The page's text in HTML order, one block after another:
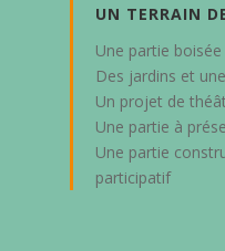
UN TERRAIN
Une partie boisée
Des jardins et
Un projet de
Une partie à
Une partie
participatif